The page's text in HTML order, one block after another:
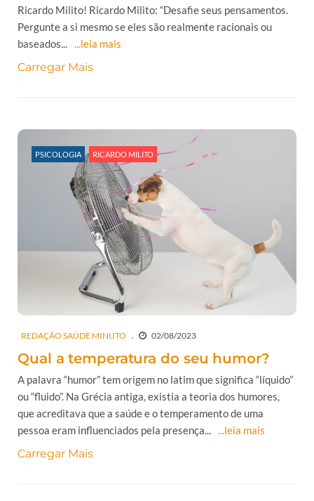
Ricardo Milito! Ricardo Milito: “Desafie seus pensamentos.
Pergunte a si mesmo se eles são realmente racionais ou
baseados... ...leia mais
Carregar Mais
PSICOLOGIA RICARDO MILITO
REDAÇÃO SAÚDE MINUTO 02/08/2023
Qual a temperatura do seu humor?
A palavra “humor” tem origem no latim que significa “líquido”
ou “fluido”. Na Grécia antiga, existia a teoria dos humores,
que acreditava que a saúde e o temperamento de uma
pessoa eram influenciados pela presença... ...leia mais
Carregar Mais